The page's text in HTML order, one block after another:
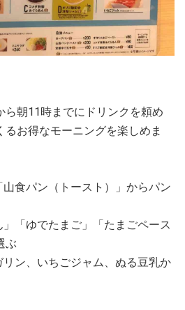
ら朝11時までにドリンクを頼め
お得なモーニングを楽しめま
食パン（トースト）」からパン
「ゆでたまご」「たまごペース
ぶ
ン、いちごジャム、ぬる豆乳か